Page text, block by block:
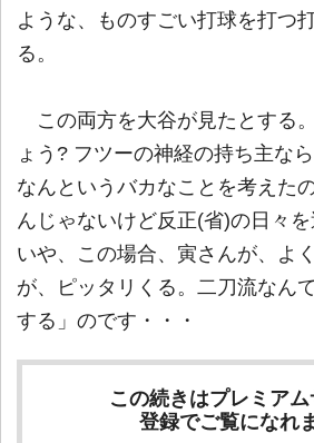
ような、ものすごい打球を打つ
る。
この両方を大谷が見たとする
ょう? フツーの神経の持ち主な
なんというバカなことを考えた
んじゃないけど反正(省)の日々を
いや、この場合、寅さんが、よ
が、ピッタリくる。二刀流なん
する」のです・・・
この続きはプレミア
登録でご覧になれ